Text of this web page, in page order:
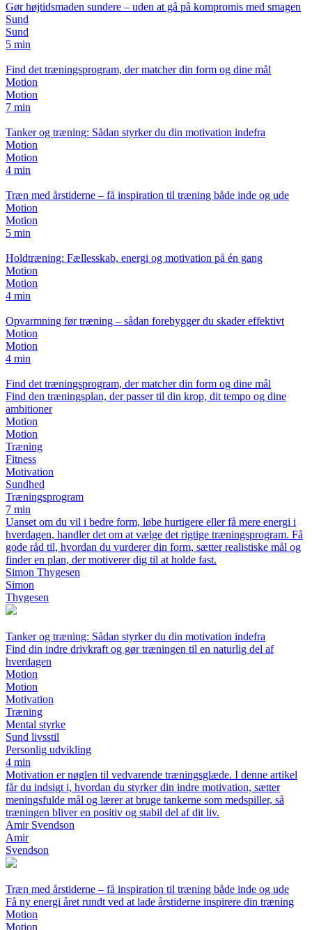
Gør højtidsmaden sundere – uden at gå på kompromis med smagen
Sund
Sund
5 min
Find det træningsprogram, der matcher din form og dine mål
Motion
Motion
7 min
Tanker og træning: Sådan styrker du din motivation indefra
Motion
Motion
4 min
Træn med årstiderne – få inspiration til træning både inde og ude
Motion
Motion
5 min
Holdtræning: Fællesskab, energi og motivation på én gang
Motion
Motion
4 min
Opvarmning før træning – sådan forebygger du skader effektivt
Motion
Motion
4 min
Find det træningsprogram, der matcher din form og dine mål
Find den træningsplan, der passer til din krop, dit tempo og dine
ambitioner
Motion
Motion
Træning
Fitness
Motivation
Sundhed
Træningsprogram
7 min
Uanset om du vil i bedre form, løbe hurtigere eller få mere energi i
hverdagen, handler det om at vælge det rigtige træningsprogram. Få
gode råd til, hvordan du vurderer din form, sætter realistiske mål og
finder en plan, der motiverer dig til at holde fast.
Simon Thygesen
Simon
Thygesen
Tanker og træning: Sådan styrker du din motivation indefra
Find din indre drivkraft og gør træningen til en naturlig del af
hverdagen
Motion
Motion
Motivation
Træning
Mental styrke
Sund livsstil
Personlig udvikling
4 min
Motivation er nøglen til vedvarende træningsglæde. I denne artikel
får du indsigt i, hvordan du styrker din indre motivation, sætter
meningsfulde mål og lærer at bruge tankerne som medspiller, så
træningen bliver en positiv og stabil del af dit liv.
Amir Svendson
Amir
Svendson
Træn med årstiderne – få inspiration til træning både inde og ude
Få ny energi året rundt ved at lade årstiderne inspirere din træning
Motion
Motion